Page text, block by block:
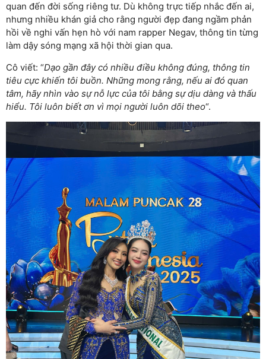
quan đến đời sống riêng tư. Dù không trực tiếp nhắc đến ai,
nhưng nhiều khán giả cho rằng người đẹp đang ngầm phản
hồi về nghi vấn hẹn hò với nam rapper Negav, thông tin từng
làm dậy sóng mạng xã hội thời gian qua.
Cô viết: “Dạo gần đây có nhiều điều không đúng, thông tin
tiêu cực khiến tôi buồn. Những mong rằng, nếu ai đó quan
tâm, hãy nhìn vào sự nỗ lực của tôi bằng sự dịu dàng và thấu
hiểu. Tôi luôn biết ơn vì mọi người luôn dõi theo“.